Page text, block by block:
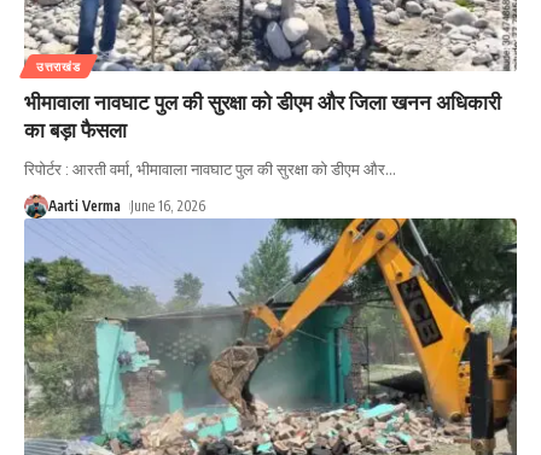
उत्तराखंड
भीमावाला नावघाट पुल की सुरक्षा को डीएम और जिला खनन अधिकारी
का बड़ा फैसला
रिपोर्टर : आरती वर्मा, भीमावाला नावघाट पुल की सुरक्षा को डीएम और…
Aarti Verma June 16, 2026